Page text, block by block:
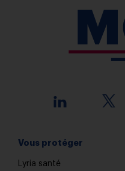
Vous protéger
Lyria santé